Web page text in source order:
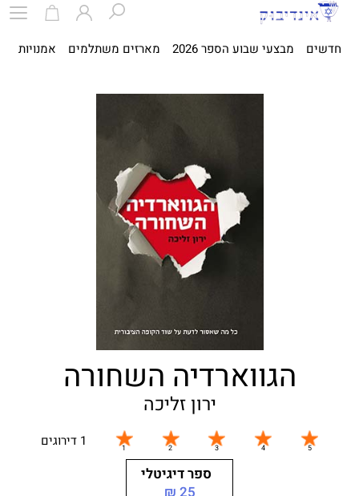
חדשים מבצעי שבוע הספר 2026 מארזים משתלמים אמנויות
הגווארדיה השחורה
ירון זליכה
1 דירוגים
ספר דיגיטלי